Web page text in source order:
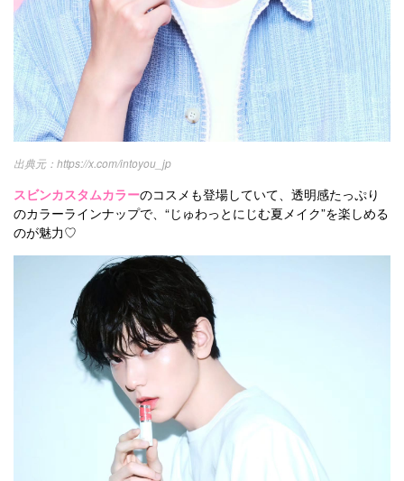
https://x.com/intoyou_jp
スビンカスタムカラーのコスメも登場していて、透明感たっぷり
のカラーラインナップで、“じゅわっとにじむ夏メイク”を楽しめる
のが魅力♡